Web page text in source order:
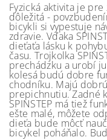
Fyzická aktivita je
dôležitá -
bicykli si vypestuje
zdravie. Vďaka
dieťaťa lásku k
času. Trojkolka
prechádzku a urobí
kolesá budú dobre
chodníku. Majú
prepichnutiu. Zadné
SPINSTEP má tiež
ešte malé, môžete
dieťa bude môcť
bicykel poháňalo.